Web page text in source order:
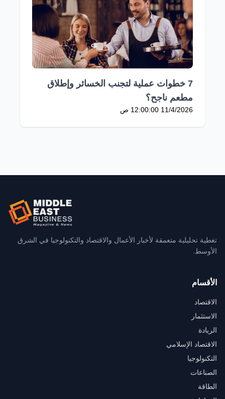
7 ​خطوات عملية لتجنب الخسائر وإطلاق
مطعم ناجح؟
11/4/2026 12:00:00 ص
تغطية تحليلية متعمقة لأخبار الأعمال والاقتصاد والتكنولوجيا في الشرق
الأوسط.
الأقسام
الاقتصاد
الاستثمار
الريادة
الاقتصاد الإسلامي
التكنولوجيا
الصناعات
الطاقة